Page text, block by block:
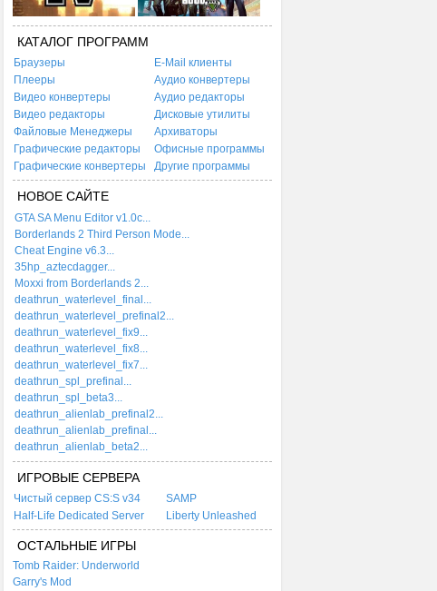
КАТАЛОГ ПРОГРАММ
Браузеры
E-Mail клиенты
Плееры
Аудио конвертеры
Видео конвертеры
Аудио редакторы
Видео редакторы
Дисковые утилиты
Файловые Менеджеры
Архиваторы
Графические редакторы
Офисные программы
Графические конвертеры
Другие программы
НОВОЕ САЙТЕ
GTA SA Menu Editor v1.0c...
Borderlands 2 Third Person Mode...
Cheat Engine v6.3...
35hp_aztecdagger...
Moxxi from Borderlands 2...
deathrun_waterlevel_final...
deathrun_waterlevel_prefinal2...
deathrun_waterlevel_fix9...
deathrun_waterlevel_fix8...
deathrun_waterlevel_fix7...
deathrun_spl_prefinal...
deathrun_spl_beta3...
deathrun_alienlab_prefinal2...
deathrun_alienlab_prefinal...
deathrun_alienlab_beta2...
ИГРОВЫЕ СЕРВЕРА
Чистый сервер CS:S v34
SAMP
Half-Life Dedicated Server
Liberty Unleashed
ОСТАЛЬНЫЕ ИГРЫ
Tomb Raider: Underworld
Garry's Mod